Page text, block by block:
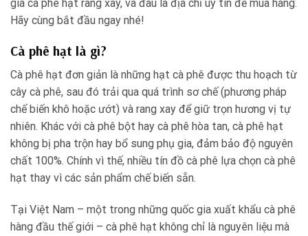
giá cà phê hạt rang xay, và đâu là địa chỉ uy tín để mua hàng.
Hãy cùng bắt đầu ngay nhé!
Cà phê hạt là gì?
Cà phê hạt đơn giản là những hạt cà phê được thu hoạch từ
cây cà phê, sau đó trải qua quá trình sơ chế (phương pháp
chế biến khô hoặc ướt) và rang xay để giữ trọn hương vị tự
nhiên. Khác với cà phê bột hay cà phê hòa tan, cà phê hạt
không bị pha trộn hay bổ sung phụ gia, đảm bảo độ nguyên
chất 100%. Chính vì thế, nhiều tín đồ cà phê lựa chọn cà phê
hạt thay vì các sản phẩm chế biến sẵn.
Tại Việt Nam – một trong những quốc gia xuất khẩu cà phê
hàng đầu thế giới – cà phê hạt không chỉ là nguyên liệu mà